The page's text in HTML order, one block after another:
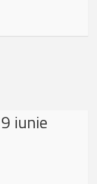
iunie